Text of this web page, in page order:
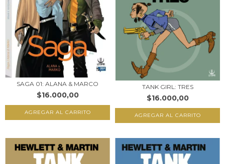
SAGA 01: ALANA & MARCO
$16.000,00
TANK GIRL: TRES
$16.000,00